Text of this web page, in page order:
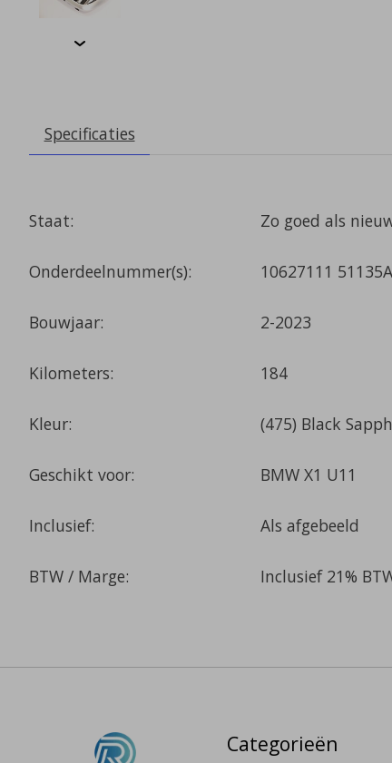
Specificaties
Staat: Zo goed als
Onderdeelnummer(s): 10627111
Bouwjaar: 2-2023
Kilometers: 184
Kleur: (475) Black
Geschikt voor: BMW X1 U11
Inclusief: Als afgebeeld
BTW / Marge: Inclusief 21%
Categorieën